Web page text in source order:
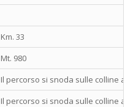
Km. 33
Mt. 980
Il percorso si snoda sulle colline
Il percorso si snoda sulle colline